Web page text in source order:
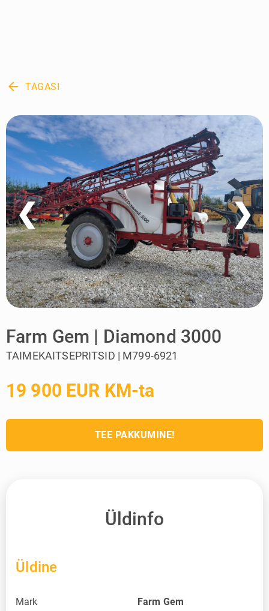
arrow_back TAGASI
❮ ❯
Farm Gem | Diamond 3000
TAIMEKAITSEPRITSID | M799-6921
19 900 EUR KM-ta
TEE PAKKUMINE!
Üldinfo
Üldine
Mark Farm Gem